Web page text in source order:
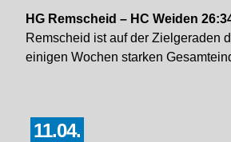
HG Remscheid – HC Weiden
Remscheid ist auf der Zielgeraden
einigen Wochen starken
11.04.